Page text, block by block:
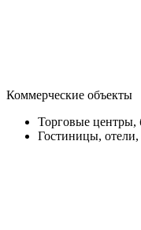
Коммерческие объекты
Торговые центры,
Гостиницы,